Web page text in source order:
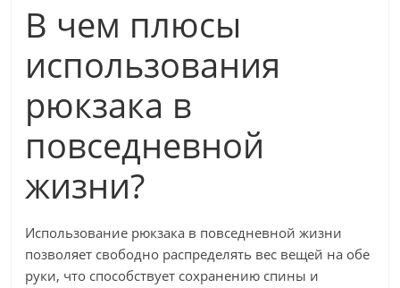
В чем плюсы
использования
рюкзака в
повседневной
жизни?
Использование рюкзака в повседневной жизни
позволяет свободно распределять вес вещей на обе
руки, что способствует сохранению спины и